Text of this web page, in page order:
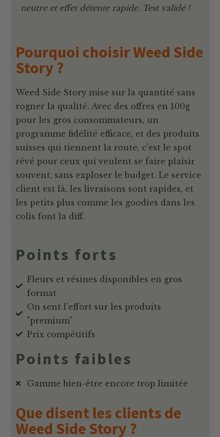
neutre et effet détente rapide. Test validé !
Pourquoi choisir Weed Side
Story ?
Weed Side Story mise sur la quantité sans
rogner la qualité. Avec des offres en 100g
pour les gros consommateurs, un
programme fidélité efficace, et des produits
suisses qui tiennent la route, c’est le spot
rêvé pour ceux qui veulent se faire plaisir
souvent, sans exploser le budget. Le service
client est là, les livraisons sont rapides, et
les petits plus comme les goodies dans les
colis font la diff.
Points forts
Fleurs et résines disponibles en gros
format
On sent l'effort sur les produits
"premium"
Prix compétitifs
Points faibles
Gamme bien-être encore trop limitée
Que disent les clients de
Weed Side Story ?